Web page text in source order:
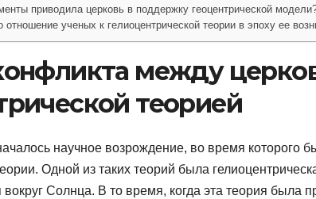
приводила церковь в поддержку геоцентрической
отношение ученых к гелиоцентрической теории в эпоху ее
между
теорией
научное возрождение, во время которого
Одной из таких теорий была
Солнца. В то время, когда эта теория была